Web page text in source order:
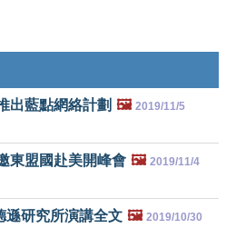
出藍點網絡計劃 🖼️ 2019/11/5
東盟國赴美開峰會 🖼️ 2019/11/4
遜研究所演講全文 🖼️ 2019/10/30